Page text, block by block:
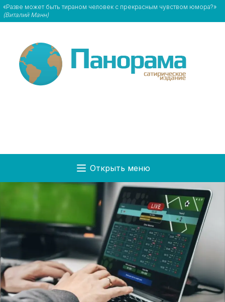
«Разве может быть тираном человек с прекрасным чувством юмора?»
(Виталий Манн)
Открыть меню